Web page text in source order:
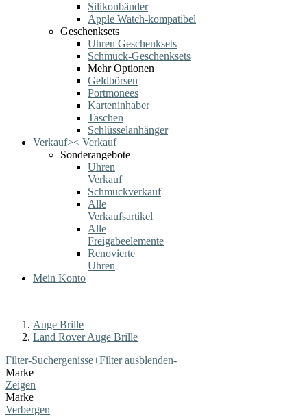
Silikonbänder
Apple Watch-kompatibel
Geschenksets
Uhren Geschenksets
Schmuck-Geschenksets
Mehr Optionen
Geldbörsen
Portmonees
Karteninhaber
Taschen
Schlüsselanhänger
Verkauf>< Verkauf
Sonderangebote
Uhren
Verkauf
Schmuckverkauf
Alle
Verkaufsartikel
Alle
Freigabeelemente
Renovierte
Uhren
Mein Konto
Auge Brille
Land Rover Auge Brille
Filter-Suchergenisse+Filter ausblenden-
Marke
Zeigen
Marke
Verbergen